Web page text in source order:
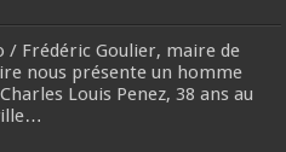
/ Frédéric Goulier, maire de
nous présente un homme
Louis Penez, 38 ans au